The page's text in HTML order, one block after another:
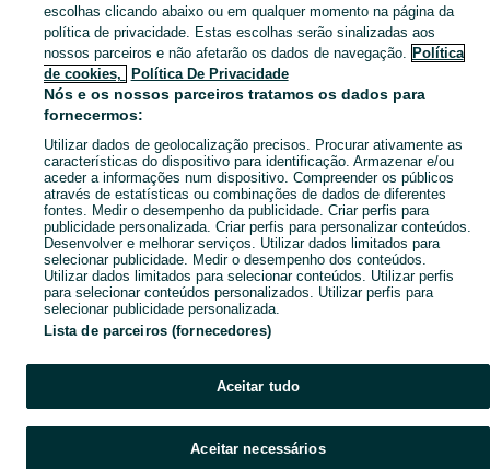
Mapa do site
Mapa das freguesias
Mapa de mini-sites
escolhas clicando abaixo ou em qualquer momento na página da
política de privacidade. Estas escolhas serão sinalizadas aos
nossos parceiros e não afetarão os dados de navegação. Política
de cookies,
Política De Privacidade
Nós e os nossos parceiros tratamos os dados para
fornecermos:
Utilizar dados de geolocalização precisos. Procurar ativamente as
características do dispositivo para identificação. Armazenar e/ou
aceder a informações num dispositivo. Compreender os públicos
através de estatísticas ou combinações de dados de diferentes
fontes. Medir o desempenho da publicidade. Criar perfis para
publicidade personalizada. Criar perfis para personalizar conteúdos.
Desenvolver e melhorar serviços. Utilizar dados limitados para
selecionar publicidade. Medir o desempenho dos conteúdos.
Utilizar dados limitados para selecionar conteúdos. Utilizar perfis
para selecionar conteúdos personalizados. Utilizar perfis para
selecionar publicidade personalizada.
Lista de parceiros (fornecedores)
Aceitar tudo
Aceitar necessários